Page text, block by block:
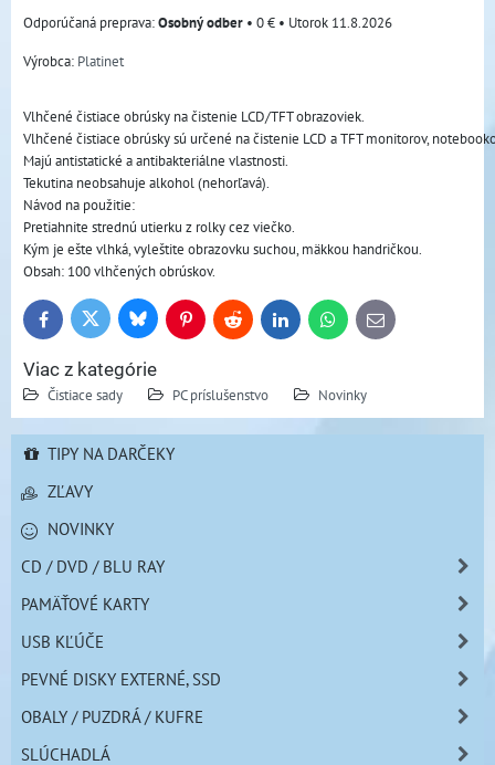
Osobný odber • 0 € • Utorok 11.8.2026
Výrobca: Platinet
Vlhčené čistiace obrúsky na čistenie LCD/TFT obrazoviek.
Vlhčené čistiace obrúsky sú určené na čistenie LCD a TFT monitorov,
Majú antistatické a antibakteriálne vlastnosti.
Tekutina neobsahuje alkohol (nehorľavá).
Návod na použitie:
Pretiahnite strednú utierku z rolky cez viečko.
Kým je ešte vlhká, vyleštite obrazovku suchou, mäkkou handričkou.
Obsah: 100 vlhčených obrúskov.
FacebookTwitter BlueskyPinterestReddit LinkedInWhatsApp
E-
mail
Viac z kategórie
Čistiace sady PC príslušenstvo Novinky
TIPY NA DARČEKY
ZĽAVY
NOVINKY
CD / DVD / BLU RAY
PAMÄŤOVÉ KARTY
USB KĽÚČE
PEVNÉ DISKY EXTERNÉ, SSD
OBALY / PUZDRÁ / KUFRE
SLÚCHADLÁ